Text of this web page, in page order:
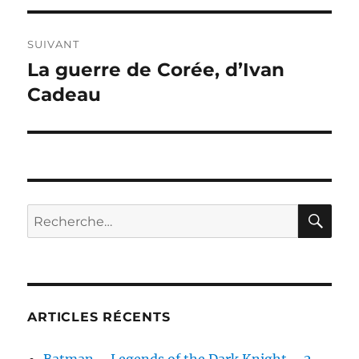
SUIVANT
Publication
suivante :
La guerre de Corée, d’Ivan
Cadeau
Recherche
pour :
ARTICLES RÉCENTS